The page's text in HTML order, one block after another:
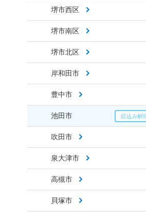
堺市西区
堺市南区
堺市北区
岸和田市
豊中市
池田市
吹田市
泉大津市
高槻市
貝塚市